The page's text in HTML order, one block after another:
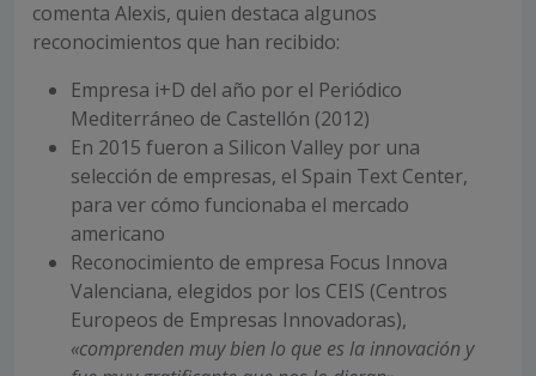
comenta Alexis, quien destaca algunos
reconocimientos que han recibido:
Empresa i+D del año por el Periódico
Mediterráneo de Castellón (2012)
En 2015 fueron a Silicon Valley por una
selección de empresas, el Spain Text Center,
para ver cómo funcionaba el mercado
americano
Reconocimiento de empresa Focus Innova
Valenciana, elegidos por los CEIS (Centros
Europeos de Empresas Innovadoras),
«comprenden muy bien lo que es la innovación y